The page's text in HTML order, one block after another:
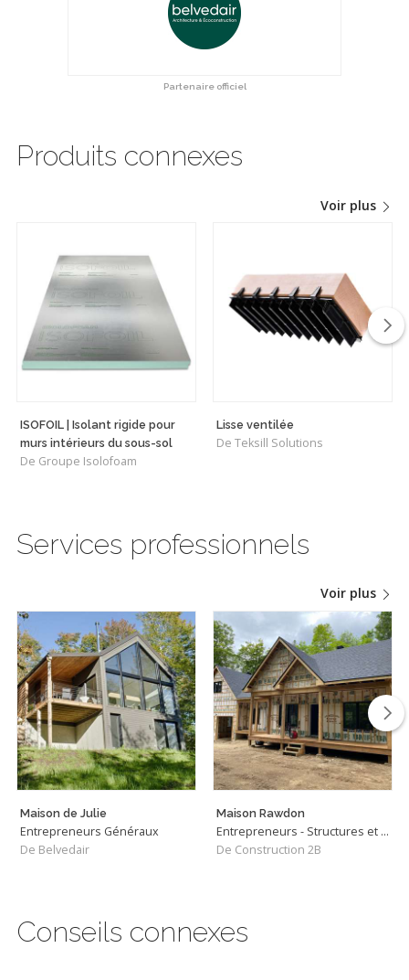
Partenaire officiel
Produits connexes
Voir plus
ISOFOIL | Isolant rigide pour
murs intérieurs du sous-sol
De Groupe Isolofoam
Lisse ventilée
De Teksill Solutions
Services professionnels
Voir plus
Maison de Julie
Entrepreneurs Généraux
De Belvedair
Maison Rawdon
Entrepreneurs - Structures et Charpentiers
De Construction 2B
Conseils connexes